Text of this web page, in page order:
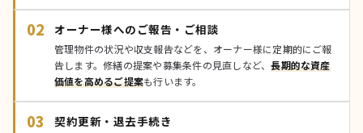
02 オーナー様へのご報告・ご相談
管理物件の状況や収支報告などを、オーナー様に定期的にご報
告します。修繕の提案や募集条件の見直しなど、長期的な資産
価値を高めるご提案も行います。
03 契約更新・退去手続き